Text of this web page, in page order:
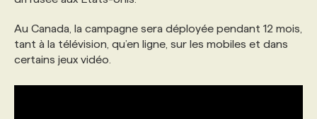
Au Canada, la campagne sera déployée pendant 12 mois,
tant à la télévision, qu’en ligne, sur les mobiles et dans
certains jeux vidéo.